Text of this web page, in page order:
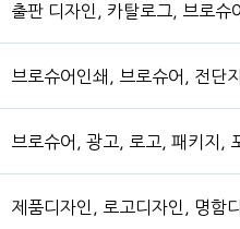
출판 디자인, 카탈로그, 브로슈
브로슈어인쇄, 브로슈어, 전단
브로슈어, 광고, 로고, 패키지,
제품디자인, 로고디자인, 명함